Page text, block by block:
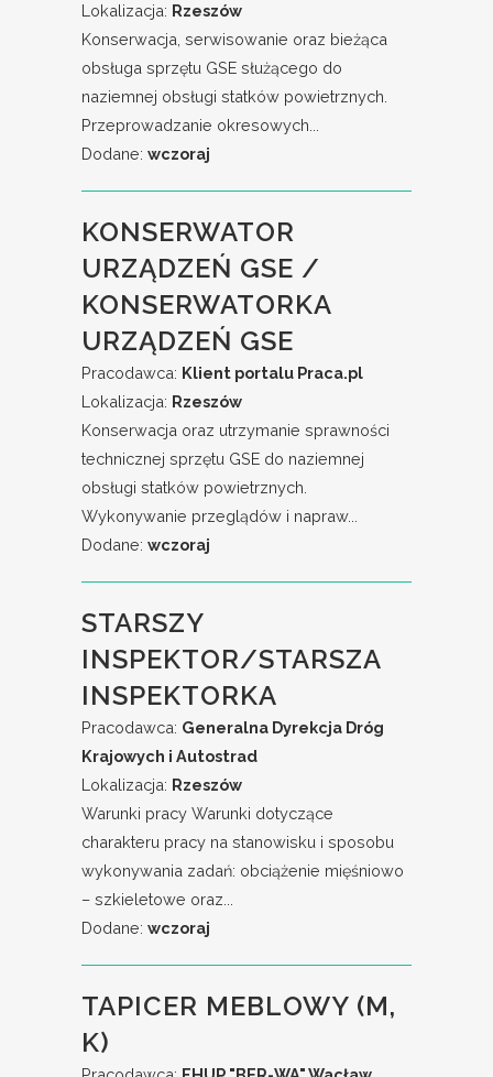
Lokalizacja: Rzeszów
Konserwacja, serwisowanie oraz bieżąca
obsługa sprzętu GSE służącego do
naziemnej obsługi statków powietrznych.
Przeprowadzanie okresowych...
Dodane: wczoraj
KONSERWATOR
URZĄDZEŃ GSE /
KONSERWATORKA
URZĄDZEŃ GSE
Pracodawca: Klient portalu Praca.pl
Lokalizacja: Rzeszów
Konserwacja oraz utrzymanie sprawności
technicznej sprzętu GSE do naziemnej
obsługi statków powietrznych.
Wykonywanie przeglądów i napraw...
Dodane: wczoraj
STARSZY
INSPEKTOR/STARSZA
INSPEKTORKA
Pracodawca: Generalna Dyrekcja Dróg
Krajowych i Autostrad
Lokalizacja: Rzeszów
Warunki pracy Warunki dotyczące
charakteru pracy na stanowisku i sposobu
wykonywania zadań: obciążenie mięśniowo
– szkieletowe oraz...
Dodane: wczoraj
TAPICER MEBLOWY (M,
K)